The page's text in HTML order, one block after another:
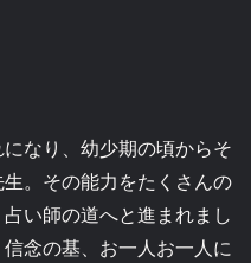
なり、幼少期の頃からそ
。その能力をたくさんの
い師の道へと進まれまし
念の基、お一人お一人に